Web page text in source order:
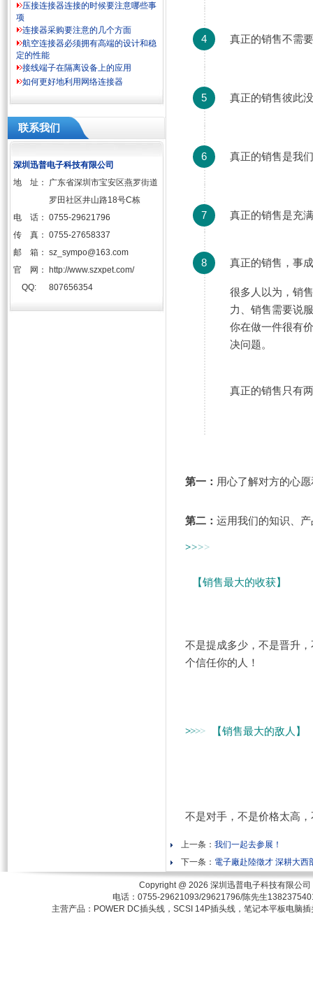
压接连接器连接的时候要注意哪些事
项
连接器采购要注意的几个方面
航空连接器必须拥有高端的设计和稳
定的性能
接线端子在隔离设备上的应用
如何更好地利用网络连接器
联系我们
深圳迅普电子科技有限公司
地 址：
电 话：
传 真：
邮 箱：
官 网：
QQ:
广东省深圳市宝安区燕罗街道
罗田社区井山路18号C栋
0755-29621796
0755-27658337
sz_sympo@163.com
http://www.szxpet.com/
807656354
4 真正的销售不需
5 真正的销售彼此
6 真正的销售是我
7 真正的销售是充
8 真正的销售，事
很多人以为，销
力、销售需要说
你在做一件很有
决问题。
真正的销售只有
第一： 用心了解对方的心
第二： 运用我们的知识、
>>>>
【销售最大的收获】
不是提成多少，不是晋升
个信任你的人！
>>>> 【销售最大的敌人】
不是对手，不是价格太高
上一条： 我们一起去参展！
下一条： 電子廠赴陸徵才 深耕大西
Copyright @ 2026 深圳迅普电子科技有限公司
电话：0755-29621093/29621796/陈先生
主营产品：POWER DC插头线，SCSI 14P插头线，笔记本平板电脑